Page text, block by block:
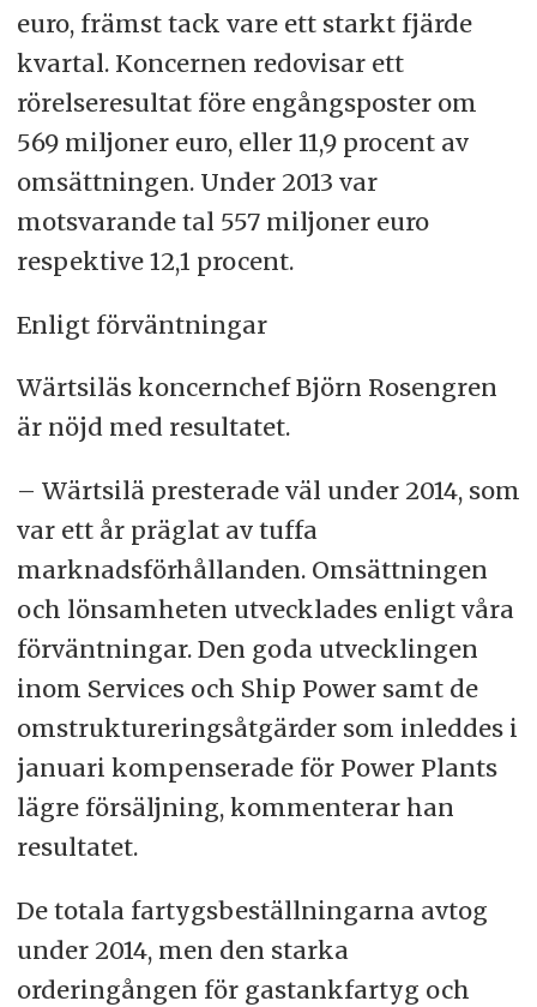
euro, främst tack vare ett starkt fjärde
kvartal. Koncernen redovisar ett
rörelseresultat före engångsposter om
569 miljoner euro, eller 11,9 procent av
omsättningen. Under 2013 var
motsvarande tal 557 miljoner euro
respektive 12,1 procent.
Enligt förväntningar
Wärtsiläs koncernchef Björn Rosengren
är nöjd med resultatet.
– Wärtsilä presterade väl under 2014, som
var ett år präglat av tuffa
marknadsförhållanden. Omsättningen
och lönsamheten utvecklades enligt våra
förväntningar. Den goda utvecklingen
inom Services och Ship Power samt de
omstruktureringsåtgärder som inleddes i
januari kompenserade för Power Plants
lägre försäljning, kommenterar han
resultatet.
De totala fartygsbeställningarna avtog
under 2014, men den starka
orderingången för gastankfartyg och